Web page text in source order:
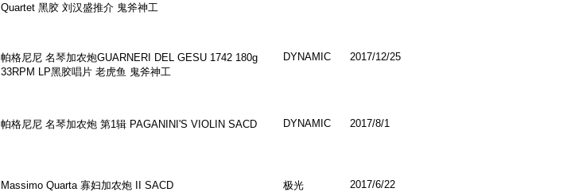
Quartet 黑胶 刘汉盛推介 鬼斧神工
帕格尼尼 名琴加农炮GUARNERI DEL GESU 1742 180g
33RPM LP黑胶唱片 老虎鱼 鬼斧神工
DYNAMIC 2017/12/25
帕格尼尼 名琴加农炮 第1辑 PAGANINI'S VIOLIN SACD DYNAMIC 2017/8/1
Massimo Quarta 寡妇加农炮 II SACD
极光
2017/6/22